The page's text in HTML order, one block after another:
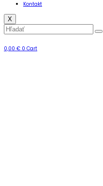
Kontakt
X
0,00 € 0 Cart